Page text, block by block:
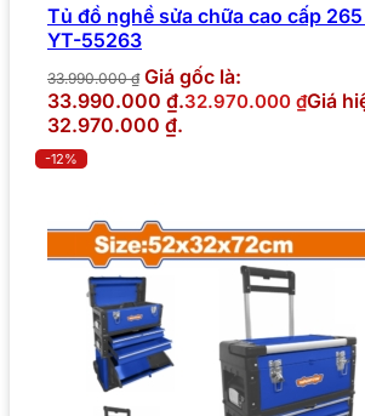
Tủ đồ nghề sửa chữa cao cấp
YT-55263
33.990.000₫ Giá gốc là:
33.990.000 ₫.32.970.000 ₫Giá
32.970.000 ₫.
-12%